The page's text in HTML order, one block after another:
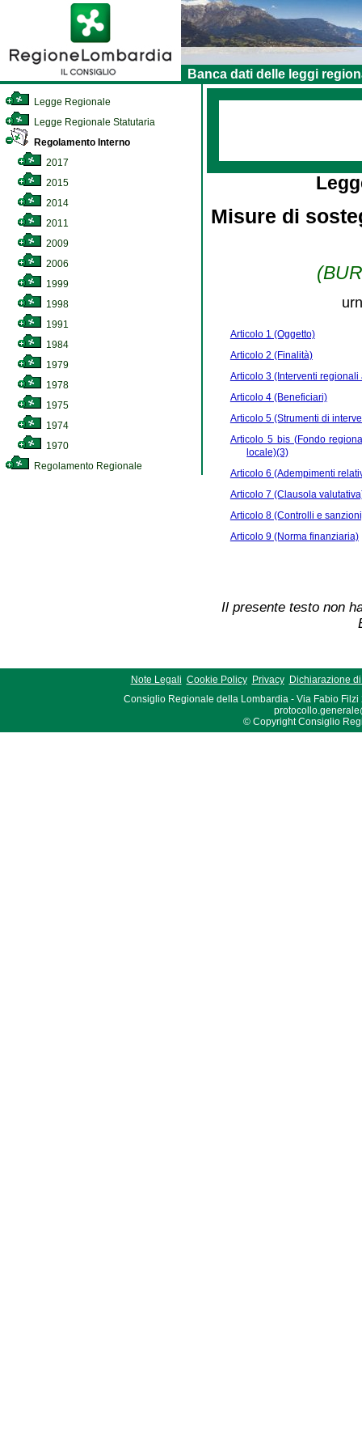
Banca dati delle leggi
Legge Regionale
Legge Regionale Statutaria
Regolamento Interno
2017
2015
2014
2011
2009
2006
1999
1998
1991
1984
1979
1978
1975
1974
1970
Regolamento Regionale
Misure di
Articolo 1 (Oggetto)
Articolo 2 (Finalità)
Articolo 3 (Interventi
Articolo 4 (Beneficiari)
Articolo 5 (Strumenti di
Articolo 5 bis (Fondo
locale)(3)
Articolo 6 (Adempimenti
Articolo 7 (Clausola
Articolo 8 (Controlli e
Articolo 9 (Norma finanziaria)
Il presente testo non
Note Legali Cookie Policy Privacy
Dichiarazione
Consiglio Regionale della Lombardia - Via Fabio Filzi
© Copyright Consiglio